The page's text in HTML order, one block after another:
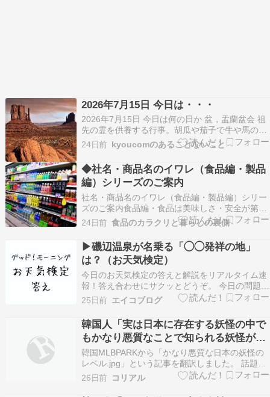
2026年7月15日 今日は・・・
2026年7月15日 今日は何の日か 盆，盂蘭盆会 祖
先の霊を供養する行事。胡瓜や茄子で牛や馬の形
を作りお供えする。 月遅れの8月15日や旧暦7月
15日に行う地方もある。中元 半年生存の無事を
祝い、祖先の霊を供養する日。 元々は正月15日
の上元、7月15日を中元、10月15日の…
24日前 kyoucomのあることないこと
◆社名・商品名のイワレ（食品編・製品
編）シリーズのご案内
社名・商品名のイワレ（食品編・製品編）シリー
ズのご案内食品編・食品は美味しさ・安全が第一
でもそれだけでは売れません！製品編・製品は品
質・安全が第一でもそれだけではヒットしませ
ん！「ネーミング」によって売上が伸びる実態を
紹介します！●いつも「社名・商品名のイワレ
（食品編・製品編）…
24日前 食品のカラクリと暮らしの裏側
▶磯辺温泉が名乗る「◯◯発祥の地」
は？（お天気検定）
今日のお天気検定の答えと解説をリアルタイム速
報！答え合わせにサクッとどうぞ。 今日の問題
（お天気検定） ▶磯辺温泉が名乗る「◯◯発祥の
地」は？（お天気検定） 選択肢 ???? 青：温泉ま
んじゅう ???? 赤：温泉記号 ???? 緑：温泉たま
ご 番組ヒントなし…???? ※ 答…
25日前 エイコブログ
韓国人「実は日本に存在する妖怪の中で
もかなり悪質なことで知られる妖怪がこ
ちら・・・」
韓国MLBPARKから「かなり悪質な日本の妖怪の
レベル.jpg」という記事を翻訳しました。 話題の
記事 かなり悪質な日本の妖怪のレベル.jpg この妖
怪は主に蚊を防ぐためにかけられている蚊帳を切
26日前 コリアル